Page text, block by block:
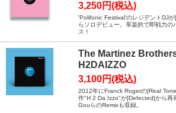
3,250円(税込)
'Polifonic Festival'のレジデントDJ
らソロデビュー。享楽的で即戦力の
ス！
The Martinez
H2DAIZZO
3,100円(税込)
2012年にFranck Rogerの[Real
作"H 2 Da Izzo"が[Defected]から再
GouらのRemixも収録。